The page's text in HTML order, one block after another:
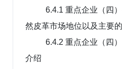
6.4.1 重点企业（四
然皮革市场地位以及主要
6.4.2 重点企业（四
介绍